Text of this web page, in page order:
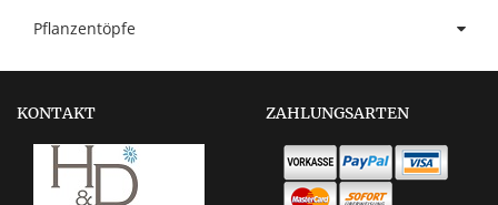
Pflanzentöpfe
KONTAKT ZAHLUNGSARTEN